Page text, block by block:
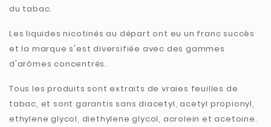
du tabac.
Les liquides nicotinés au départ ont eu un franc succès
et la marque s'est diversifiée avec des gammes
d'arômes concentrés.
Tous les produits sont extraits de vraies feuilles de
tabac, et sont garantis sans diacetyl, acetyl propionyl,
ethylene glycol, diethylene glycol, acrolein et acetoine.